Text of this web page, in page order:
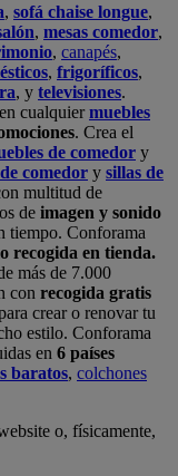
, sofá chaise longue,
, mesas comedor,
, canapés,
, frigoríficos,
, y televisiones.
cualquiermuebles
. Crea el
de comedor y
comedor y sillas de
multitud de
de imagen y sonido
tiempo. Conforama
recogida en tienda.
más de 7.000
con recogida gratis
crear o renovar tu
estilo. Conforama
en 6 países
baratos, colchones
o, físicamente,